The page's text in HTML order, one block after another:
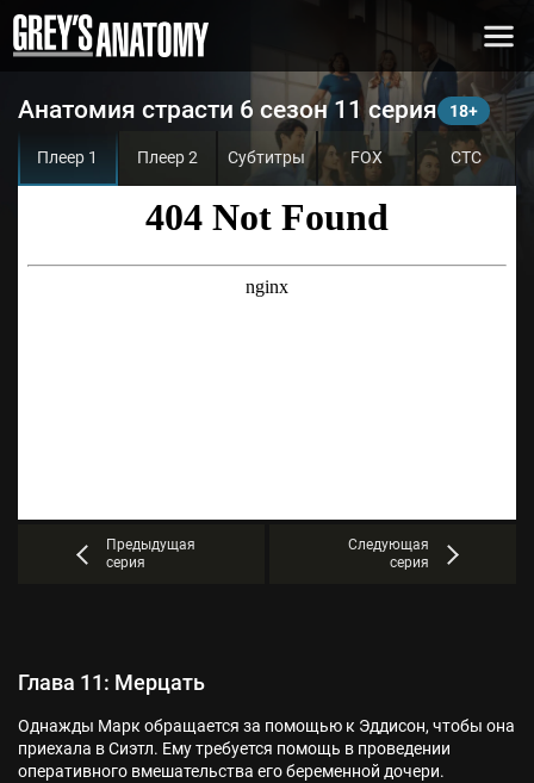
Анатомия страсти 6 сезон 11 серия
Плеер 1 Плеер 2 Субтитры FOX СТС
Предыдущая
серия
Следующая
серия
Глава 11: Мерцать
Однажды Марк обращается за помощью к Эддисон, чтобы она
приехала в Сиэтл. Ему требуется помощь в проведении
оперативного вмешательства его беременной дочери.